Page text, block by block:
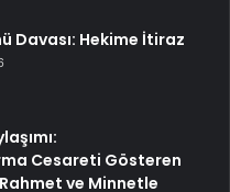
Davası: Hekime İtiraz
Cesareti Gösteren
Rahmet ve Minnetle